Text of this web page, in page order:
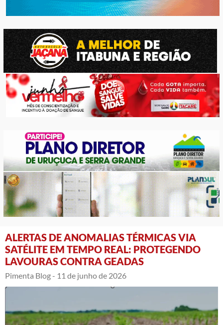
ALERTAS DE ANOMALIAS TÉRMICAS VIA
SATÉLITE EM TEMPO REAL: PROTEGENDO
LAVOURAS CONTRA GEADAS
Pimenta Blog - 11 de junho de 2026